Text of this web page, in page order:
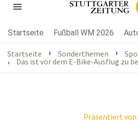
Startseite Fußball WM 2026
Startseite › Sonderthemen ›
›
Das ist vor dem E-Bike-Ausflug zu
Präsentiert von